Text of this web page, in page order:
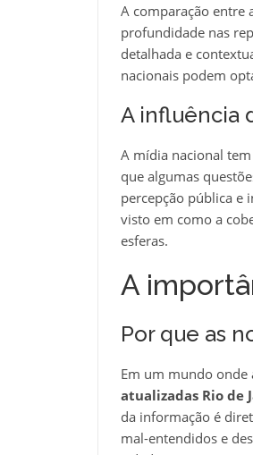
A comparação entre
profundidade nas
detalhada e
nacionais podem
A influência
A mídia nacional
que algumas
percepção pública e
visto em como a
esferas.
A
Por que as
Em um mundo onde
atualizadas Rio de
da informação é
mal-entendidos e